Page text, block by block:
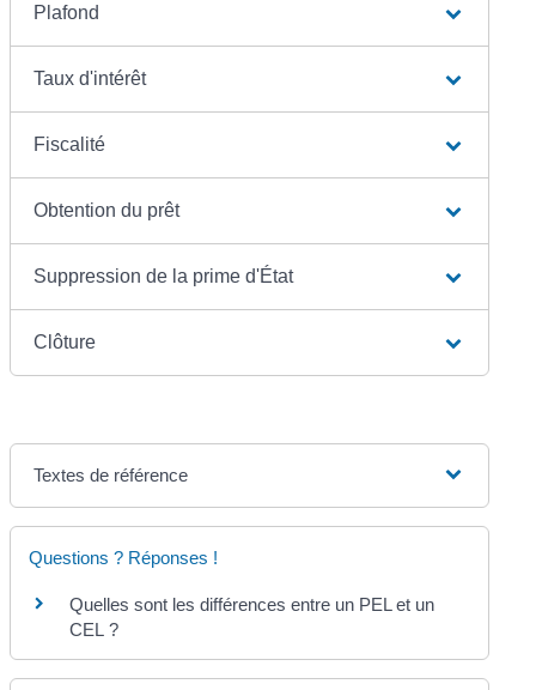
Plafond
Taux d'intérêt
Fiscalité
Obtention du prêt
Suppression de la prime d'État
Clôture
Textes de référence
Questions ? Réponses !
Quelles sont les différences entre un PEL et un
CEL ?